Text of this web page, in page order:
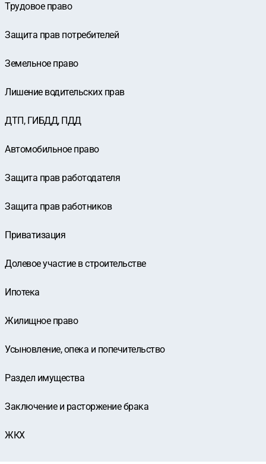
Трудовое право
Защита прав потребителей
Земельное право
Лишение водительских прав
ДТП, ГИБДД, ПДД
Автомобильное право
Защита прав работодателя
Защита прав работников
Приватизация
Долевое участие в строительстве
Ипотека
Жилищное право
Усыновление, опека и попечительство
Раздел имущества
Заключение и расторжение брака
ЖКХ